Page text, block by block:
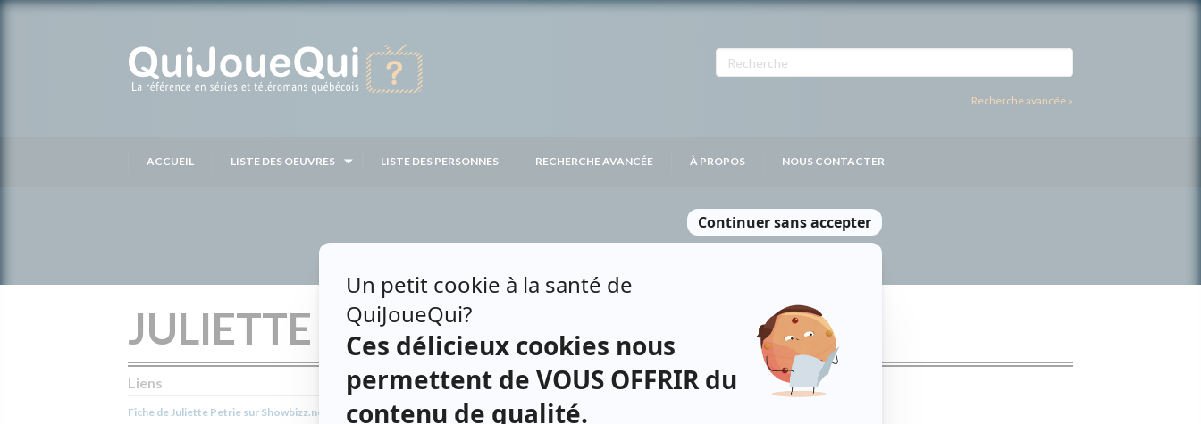
Recherche avancée »
ACCUEIL LISTE DES OEUVRES LISTE DES PERSONNES RECHERCHE AVANCÉE À PROPOS NOUS CONTACTER
JULIETTE PETRIE
Liens
Fiche de Juliette Petrie sur Showbizz.net
Personnages
Terre des jeux Grand-mère de Pierre